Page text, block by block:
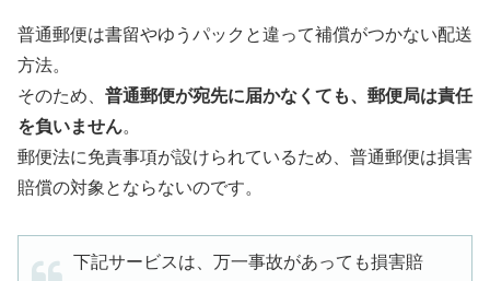
普通郵便は書留やゆうパックと違って補償がつかない配送
方法。
そのため、 普通郵便が宛先に届かなくても、郵便局は責任
を負いません。
郵便法に免責事項が設けられているため、普通郵便は損害
賠償の対象とならないのです。
下記サービスは、万一事故があっても損害賠